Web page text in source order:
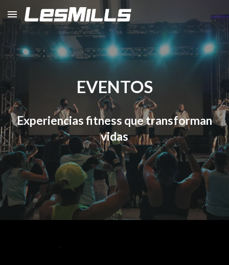
Skip to main content Skip to navigation
EVENTOS
Experiencias fitness que transforman
vidas